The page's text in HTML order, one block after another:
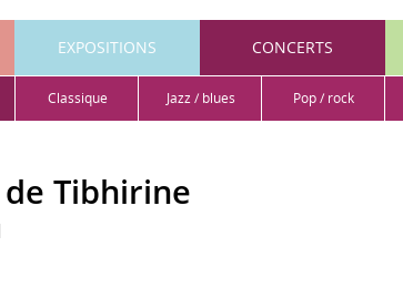
EXPOSITIONS CONCERTS
classique jazz / blues pop / rock
Tibhirine